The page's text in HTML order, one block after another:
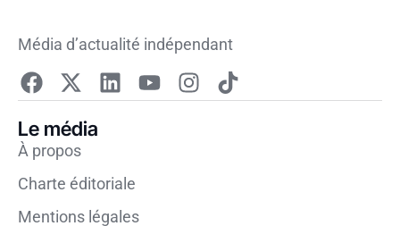
Média d’actualité indépendant
Le média
À propos
Charte éditoriale
Mentions légales